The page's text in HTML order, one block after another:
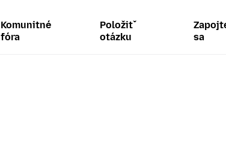
Komunitné
fóra
Položiť
otázku
sa